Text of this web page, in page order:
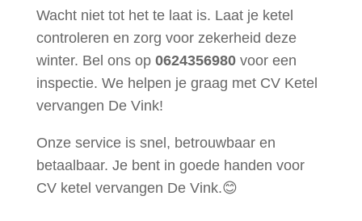
Wacht niet tot het te laat is. Laat je ketel
controleren en zorg voor zekerheid deze
winter. Bel ons op 0624356980voor een
inspectie. We helpen je graag met CV Ketel
vervangen De Vink!
Onze service is snel, betrouwbaar en
betaalbaar. Je bent in goede handen voor
CV ketel vervangen De Vink.😊